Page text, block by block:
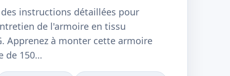
instructions détaillées pour
de l'armoire en tissu
Apprenez à monter cette armoire
de 150…